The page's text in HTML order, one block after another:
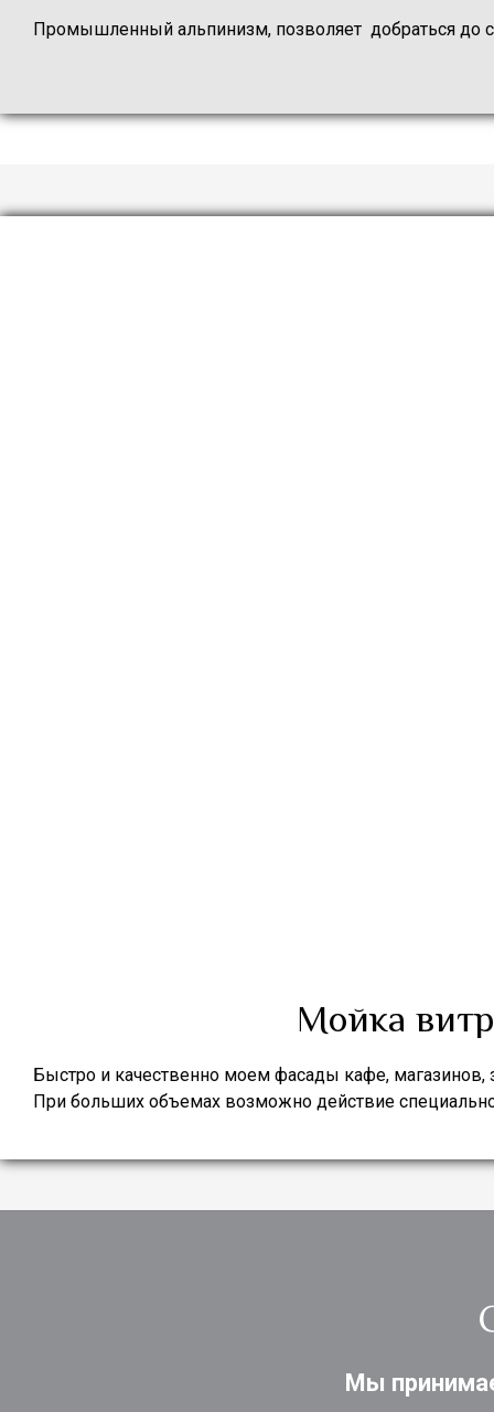
Промышленный альпинизм, позволяет добраться до
Мойка
Быстро и качественно моем фасады кафе, магазинов,
При больших объемах возможно действие
Мы